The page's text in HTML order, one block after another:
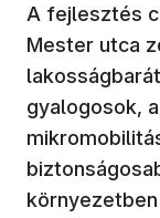
A fejlesztés
Mester utca
gyalogosok,